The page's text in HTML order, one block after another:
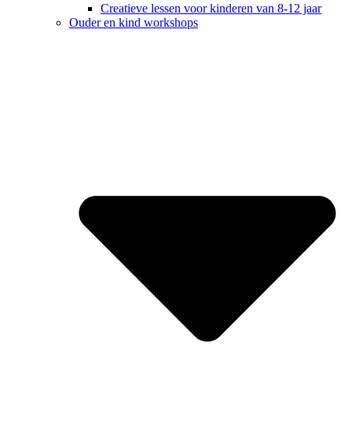
Creatieve lessen voor kinderen van 8-12 jaar
Ouder en kind workshops